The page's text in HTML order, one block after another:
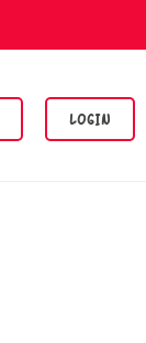
LOGIN